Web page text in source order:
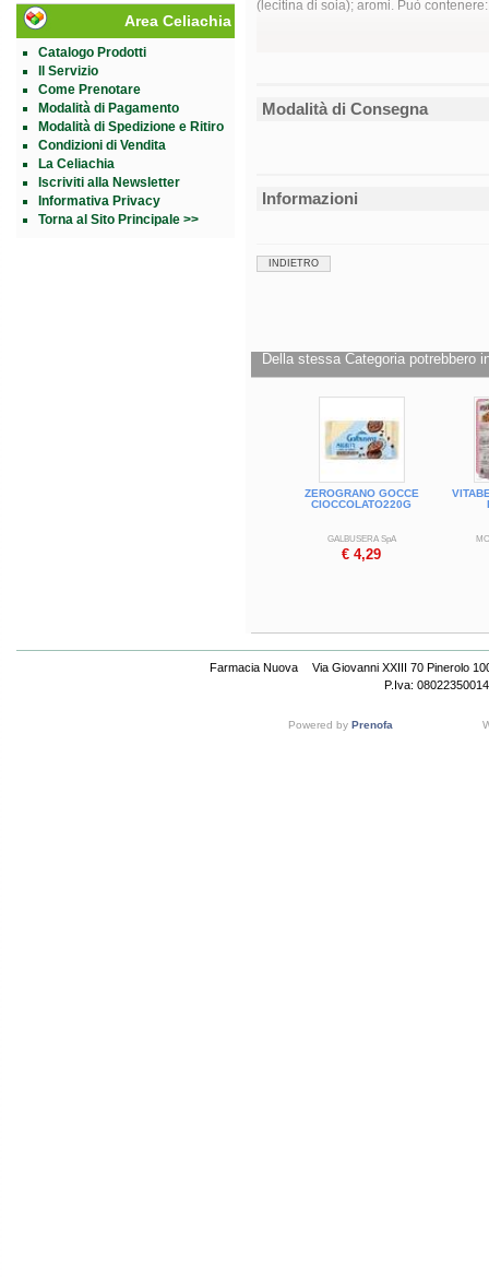
Area Celiachia
Catalogo Prodotti
Il Servizio
Come Prenotare
Modalità di Pagamento
Modalità di Spedizione e Ritiro
Condizioni di Vendita
La Celiachia
Iscriviti alla Newsletter
Informativa Privacy
Torna al Sito Principale >>
(lecitina di soia); aromi. Può
Caratteristiche nutrizionali
Modalità di Consegna
Informazioni
INDIETRO
Della stessa Categoria potrebbero
ZEROGRANO GOCCE
CIOCCOLATO220G
GALBUSERA SpA
€ 4,29
Farmacia Nuova
Via Giovanni XXIII 70 Pinerolo
P.Iva: 08022350014
Powered by Prenofa